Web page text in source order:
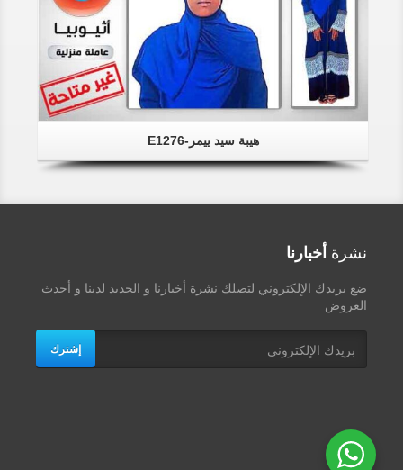
هيبة سيد ييمر-E1276
نشرة أخبارنا
ضع بريدك الإلكتروني لتصلك نشرة أخبارنا و الجديد لدينا و أحدث
العروض
إشترك